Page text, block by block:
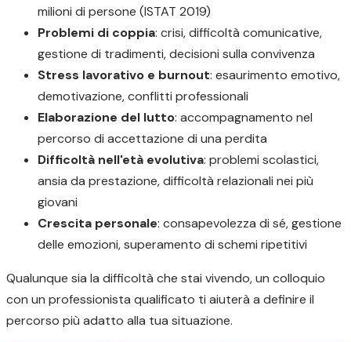
milioni di persone (ISTAT 2019)
Problemi di coppia: crisi, difficoltà comunicative,
gestione di tradimenti, decisioni sulla convivenza
Stress lavorativo e burnout: esaurimento emotivo,
demotivazione, conflitti professionali
Elaborazione del lutto: accompagnamento nel
percorso di accettazione di una perdita
Difficoltà nell'età evolutiva: problemi scolastici,
ansia da prestazione, difficoltà relazionali nei più
giovani
Crescita personale: consapevolezza di sé, gestione
delle emozioni, superamento di schemi ripetitivi
Qualunque sia la difficoltà che stai vivendo, un colloquio
con un professionista qualificato ti aiuterà a definire il
percorso più adatto alla tua situazione.